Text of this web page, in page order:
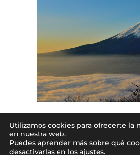
Valorado en
5.00
de 5
2,50 €
Utilizamos cookies para ofrecerte la
en nuestra web.
Puedes aprender más sobre qué
desactivarlas en los ajustes.